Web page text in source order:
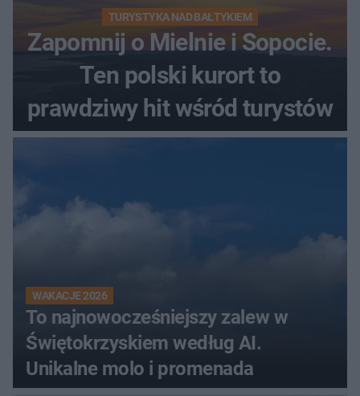
TURYSTYKA NAD BAŁTYKIEM
Zapomnij o Mielnie i Sopocie.
Ten polski kurort to
prawdziwy hit wśród turystów
WAKACJE 2026
To najnowocześniejszy zalew w
Świętokrzyskiem według AI.
Unikalne molo i promenada